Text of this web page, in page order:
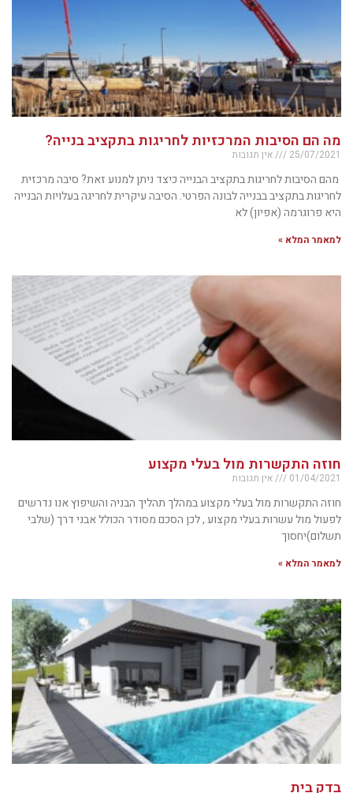
מה הם הסיבות המרכזיות לחריגות בתקציב בנייה?
25/07/2021 אין תגובות
מהם הסיבות לחריגות בתקציב הבנייה כיצד ניתן למנוע זאת? סיבה מרכזית
לחריגות בתקציב בבנייה לבונה הפרטי. הסיבה עיקרית לחריגה בעלויות הבנייה
היא פרוגרמה (אפיון) לא
למאמר המלא »
חוזה התקשרות מול בעלי מקצוע
01/04/2021 אין תגובות
חוזה התקשרות מול בעלי מקצוע במהלך תהליך הבניה והשיפוץ אנו נדרשים
לפעול מול עשרות בעלי מקצוע , לכן הסכם מסודר הכולל אבני דרך (שלבי
תשלום)יחסוך
למאמר המלא »
בדק בית